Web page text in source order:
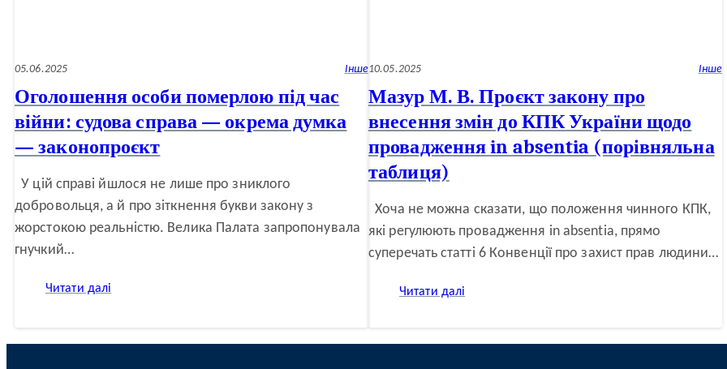
05.06.2025 Інше
Оголошення особи померлою під час
війни: судова справа — окрема думка
— законопроєкт
У цій справі йшлося не лише про зниклого
добровольця, а й про зіткнення букви закону з
жорстокою реальністю. Велика Палата запропонувала
гнучкий…
Читати далі
10.05.2025 Інше
Мазур М. В. Проєкт закону про
внесення змін до КПК України щодо
провадження in absentia (порівняльна
таблиця)
Хоча не можна сказати, що положення чинного КПК,
які регулюють провадження in absentia, прямо
суперечать статті 6 Конвенції про захист прав людини…
Читати далі